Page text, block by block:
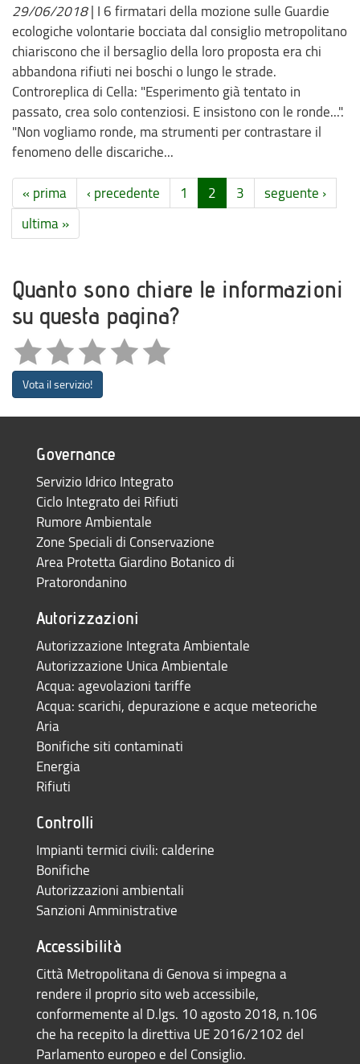
29/06/2018| I 6 firmatari della mozione sulle Guardie
ecologiche volontarie bocciata dal consiglio metropolitano
chiariscono che il bersaglio della loro proposta era chi
abbandona rifiuti nei boschi o lungo le strade.
Controreplica di Cella: "Esperimento già tentato in
passato, crea solo contenziosi. E insistono con le ronde...".
"Non vogliamo ronde, ma strumenti per contrastare il
fenomeno delle discariche...
« prima ‹ precedente 1 2 3
seguente ›
ultima »
Quanto sono chiare le informazioni
su questa pagina?
Vota il servizio!
Governance
Servizio Idrico Integrato
Ciclo Integrato dei Rifiuti
Rumore Ambientale
Zone Speciali di Conservazione
Area Protetta Giardino Botanico di
Pratorondanino
Autorizzazioni
Autorizzazione Integrata Ambientale
Autorizzazione Unica Ambientale
Acqua: agevolazioni tariffe
Acqua: scarichi, depurazione e acque meteoriche
Aria
Bonifiche siti contaminati
Energia
Rifiuti
Controlli
Impianti termici civili: calderine
Bonifiche
Autorizzazioni ambientali
Sanzioni Amministrative
Accessibilità
Città Metropolitana di Genova si impegna a
rendere il proprio sito web accessibile,
conformemente al D.lgs. 10 agosto 2018, n.106
che ha recepito la direttiva UE 2016/2102 del
Parlamento europeo e del Consiglio.